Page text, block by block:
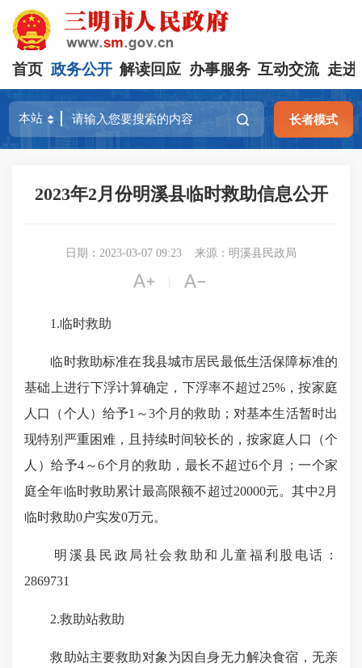
首页 政务公开 解读回应 办事服务 互动交流 走进
长者模式
2023年2月份明溪县临时救助信息公开
日期：2023-03-07 09:23 来源：明溪县民政局
 
1.临时救助
临时救助标准在我县城市居民最低生活保障标准的
基础上进行下浮计算确定，下浮率不超过25%，按家庭
人口（个人）给予1～3个月的救助；对基本生活暂时出
现特别严重困难，且持续时间较长的，按家庭人口（个
人）给予4～6个月的救助，最长不超过6个月；一个家
庭全年临时救助累计最高限额不超过20000元。其中2月
临时救助0户实发0万元。
明溪县民政局社会救助和儿童福利股电话：
2869731
2.救助站救助
救助站主要救助对象为因自身无力解决食宿，无亲